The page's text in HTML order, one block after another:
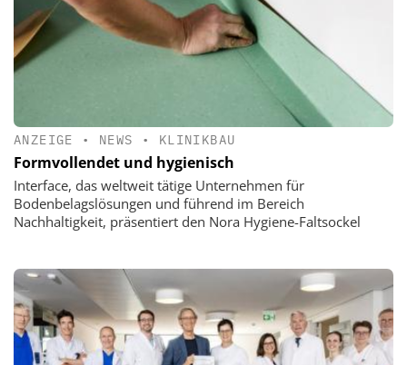
ANZEIGE • NEWS • KLINIKBAU
Formvollendet und hygienisch
Interface, das weltweit tätige Unternehmen für
Bodenbelagslösungen und führend im Bereich
Nachhaltigkeit, präsentiert den Nora Hygiene-Faltsockel